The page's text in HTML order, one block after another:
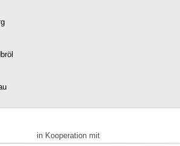
in Kooperation mit